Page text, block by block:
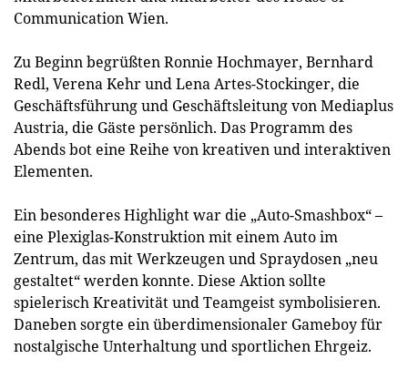
Communication Wien.
Zu Beginn begrüßten Ronnie Hochmayer, Bernhard
Redl, Verena Kehr und Lena Artes-Stockinger, die
Geschäftsführung und Geschäftsleitung von Mediaplus
Austria, die Gäste persönlich. Das Programm des
Abends bot eine Reihe von kreativen und interaktiven
Elementen.
Ein besonderes Highlight war die „Auto-Smashbox“ –
eine Plexiglas-Konstruktion mit einem Auto im
Zentrum, das mit Werkzeugen und Spraydosen „neu
gestaltet“ werden konnte. Diese Aktion sollte
spielerisch Kreativität und Teamgeist symbolisieren.
Daneben sorgte ein überdimensionaler Gameboy für
nostalgische Unterhaltung und sportlichen Ehrgeiz.